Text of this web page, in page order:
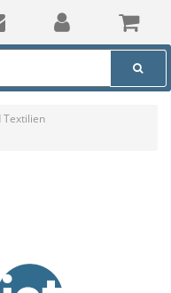
Textilien